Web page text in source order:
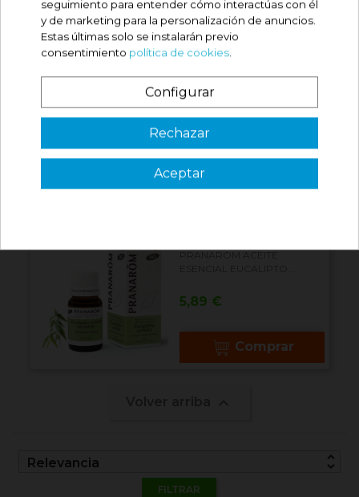
Precio
8,70 €
PRANAROM ACEITE
Precio
4,86 €
Precio
5,89 €
Comprar
Relevancia unfold_more
FILTRAR
¿Es tu primera vez? ¡SORPRESA!
3 €
seguimiento para entender cómo interactúas con él
y de marketing para la personalización de anuncios.
Estas últimas solo se instalarán previo
consentimiento política de cookies.
Configurar
Rechazar
Aceptar